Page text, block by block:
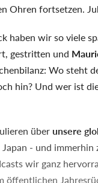
Ohren fortsetzen.
haben wir so viele
gestritten und
Wo steht
hin? Und wer ist
über unsere
- und
wir ganz
öffentlichen